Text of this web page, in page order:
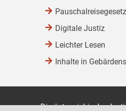
Pauschalreisegesetz
Digitale Justiz
Leichter Lesen
Inhalte in
Die österreichische